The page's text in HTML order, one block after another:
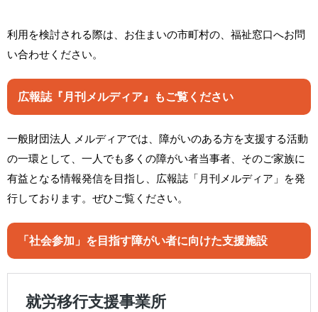
利用を検討される際は、お住まいの市町村の、福祉窓口へお問
い合わせください。
広報誌『月刊メルディア』もご覧ください
一般財団法人 メルディアでは、障がいのある方を支援する活動
の一環として、一人でも多くの障がい者当事者、そのご家族に
有益となる情報発信を目指し、広報誌「月刊メルディア」を発
行しております。ぜひご覧ください。
「社会参加」を目指す障がい者に向けた支援施設